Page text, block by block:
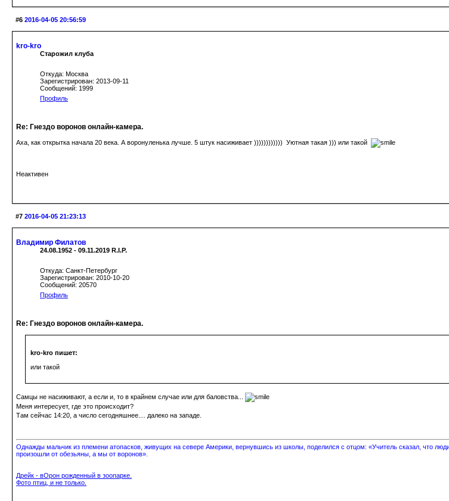
#6 2016-04-05 20:56:59
kro-kro
Старожил клуба
Откуда: Москва
Зарегистрирован: 2013-09-11
Сообщений: 1999
Профиль
Re: Гнездо воронов онлайн-камера.
Аха, как открытка начала 20 века. А воронуленька лучше. 5 штук насиживает )))))))))))) Уютная такая ))) или такой
Неактивен
#7 2016-04-05 21:23:13
Владимир Филатов
24.08.1952 - 09.11.2019 R.I.P.
Откуда: Санкт-Петербург
Зарегистрирован: 2010-10-20
Сообщений: 20570
Профиль
Re: Гнездо воронов онлайн-камера.
kro-kro пишет:
или такой
Самцы не насиживают, а если и, то в крайнем случае или для баловства...
Меня интересует, где это происходит?
Там сейчас 14:20, а число сегодняшнее.... далеко на западе.
Однажды мальчик из племени атопасков, живущих на севере Америки, вернувшись из школы, поделился с отцом: «Учитель сказал, что
произошли от обезьяны, а мы от воронов».
Дрейк - вОрон рожденный в зоопарке.
Фото птиц, и не только.